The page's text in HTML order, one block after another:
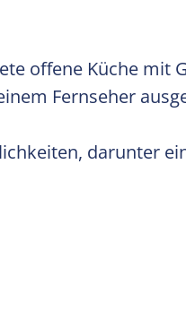
offene Küche mit
Fernseher
darunter